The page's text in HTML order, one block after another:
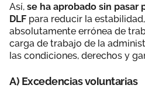
Así, se ha aprobado sin pasar
DLF para reducir la
absolutamente errónea de
carga de trabajo de la
las condiciones, derechos y
A) Excedencias voluntarias